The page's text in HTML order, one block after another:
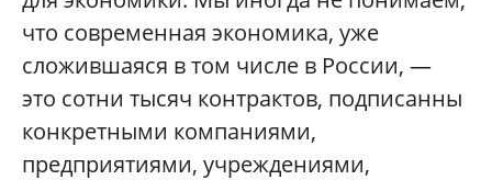
что современная экономика, уже
сложившаяся в том числе в России, —
это сотни тысяч контрактов, подписанны
конкретными компаниями,
предприятиями, учреждениями,